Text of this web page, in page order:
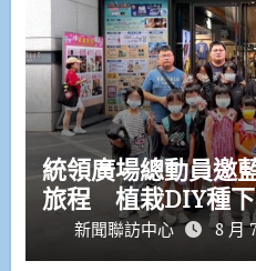
統領廣場總動員邀
旅程 植栽DIY種
新聞聯訪中心 8 月